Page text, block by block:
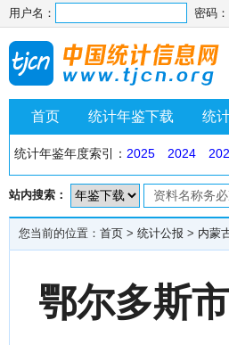
用户名： 密码：
首页 统计年鉴下载 统
统计年鉴年度索引： 2025 2024
站内搜索：
您当前的位置： 首页 > 统计公报 > 内蒙
鄂尔多斯